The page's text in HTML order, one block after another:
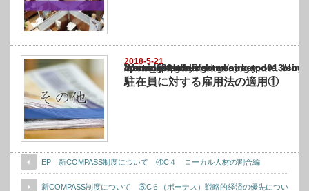
2018-5-21
Warning
: Undefined array key "show_category" in
/home/netst/kuno-cpa.co.jp/public_html/singapore_blog/wp-content/themes/
on line183
駐在員に対する雇用法の適用①
EP 新COMPASS制度について ④C４ ローカル人材の割合編
新COMPASS制度について ⑥C６（ボーナス）戦略的経済の優先につい